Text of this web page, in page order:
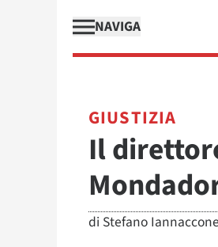
NAVIGA
GIUSTIZIA
Il
di Stefano Iannaccone